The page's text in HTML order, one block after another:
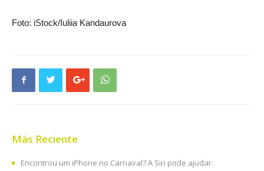
Foto: iStock/Iuliia Kandaurova
Más Reciente
Encontrou um iPhone no Carnaval? A Siri pode ajudar.